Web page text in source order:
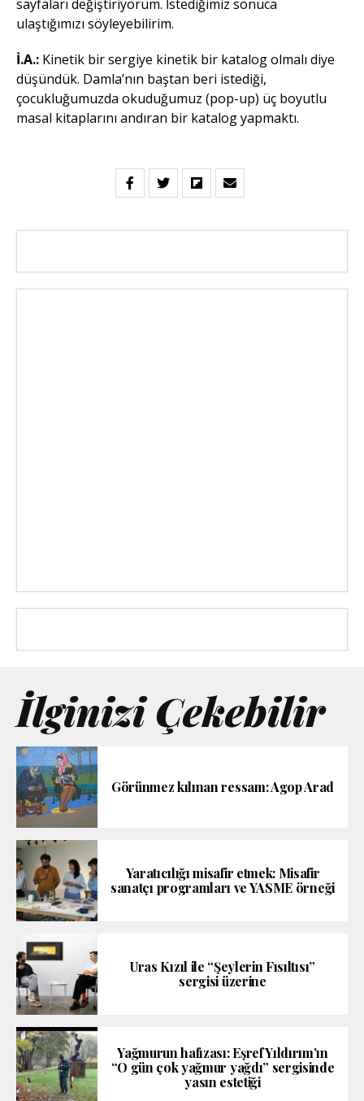
sayfaları değiştiriyorum. İstediğimiz sonuca
ulaştığımızı söyleyebilirim.
İ.A.: Kinetik bir sergiye kinetik bir katalog olmalı diye
düşündük. Damla’nın baştan beri istediği,
çocukluğumuzda okuduğumuz (pop-up) üç boyutlu
masal kitaplarını andıran bir katalog yapmaktı.
İlginizi Çekebilir
Görünmez kılınan ressam: Agop Arad
Yaratıcılığı misafir etmek: Misafir
sanatçı programları ve YASME örneği
Uras Kızıl ile “Şeylerin Fısıltısı”
sergisi üzerine
Yağmurun hafızası: Eşref Yıldırım’ın
“O gün çok yağmur yağdı” sergisinde
yasın estetiği